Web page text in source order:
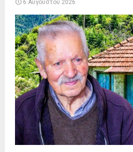
6 Αυγούστου 2026